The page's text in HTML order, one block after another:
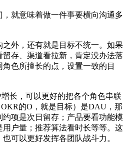
就意味着做一件事要横向沟通多
外，还有就是目标不统一。如果
存、渠道看拉新，肯定没办法落
色所擅长的点，设置一致的目
长，可以更好的把各个角色串联
的O，就是目标）是DAU，那
项是次日留存；产品要看功能模
户量；推荐算法看时长等等。这
可以更好发挥各团队战斗力。